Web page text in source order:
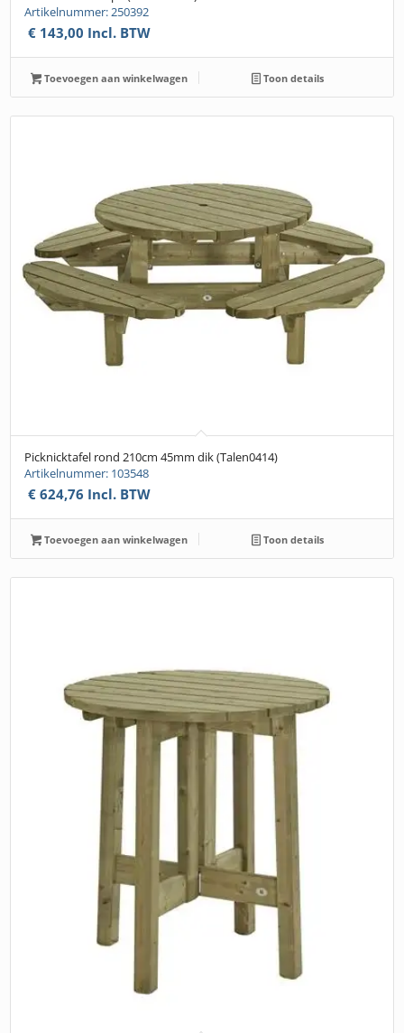
Artikelnummer: 250392
€ 143,00 Incl. BTW
Toevoegen aan winkelwagen Toon details
Picknicktafel rond 210cm 45mm dik (Talen0414)
Artikelnummer: 103548
€ 624,76 Incl. BTW
Toevoegen aan winkelwagen Toon details